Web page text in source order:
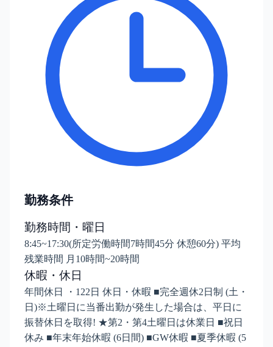
勤務条件
勤務時間・曜日
8:45~17:30(所定労働時間7時間45分 休憩60分) 平均
残業時間 月10時間~20時間
休暇・休日
年間休日 ・122日 休日・休暇 ■完全週休2日制 (土・
日)※土曜日に当番出勤が発生した場合は、平日に
振替休日を取得! ★第2・第4土曜日は休業日 ■祝日
休み ■年末年始休暇 (6日間) ■GW休暇 ■夏季休暇 (5